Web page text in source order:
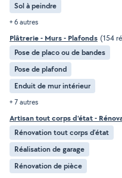
Sol à peindre
+ 6 autres
Plâtrerie - Murs - Plafonds (154
Pose de placo ou de bandes
Pose de plafond
Enduit de mur intérieur
+ 7 autres
Artisan tout corps d'état -
Rénovation tout corps d’état
Réalisation de garage
Rénovation de pièce